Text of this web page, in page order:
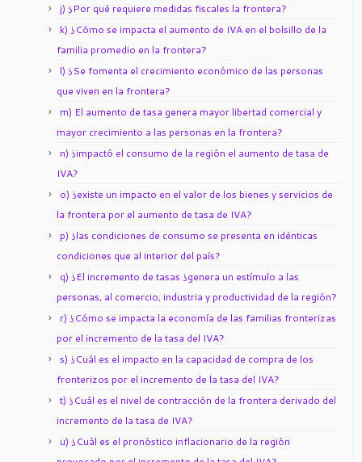
j) ¿Por qué requiere medidas fiscales la frontera?
k) ¿Cómo se impacta el aumento de IVA en el bolsillo de la
familia promedio en la frontera?
l) ¿Se fomenta el crecimiento económico de las personas
que viven en la frontera?
m) El aumento de tasa genera mayor libertad comercial y
mayor crecimiento a las personas en la frontera?
n) ¿impactó el consumo de la región el aumento de tasa de
IVA?
o) ¿existe un impacto en el valor de los bienes y servicios de
la frontera por el aumento de tasa de IVA?
p) ¿las condiciones de consumo se presenta en idénticas
condiciones que al interior del país?
q) ¿El incremento de tasas ¿genera un estímulo a las
personas, al comercio, industria y productividad de la región?
r) ¿Cómo se impacta la economía de las familias fronterizas
por el incremento de la tasa del IVA?
s) ¿Cuál es el impacto en la capacidad de compra de los
fronterizos por el incremento de la tasa del IVA?
t) ¿Cuál es el nivel de contracción de la frontera derivado del
incremento de la tasa de IVA?
u) ¿Cuál es el pronóstico inflacionario de la región